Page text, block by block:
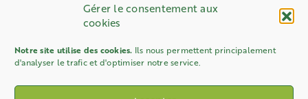
Gérer le consentement aux
cookies
Notre site utilise des cookies. Ils nous permettent principalement
d'analyser le trafic et d'optimiser notre service.